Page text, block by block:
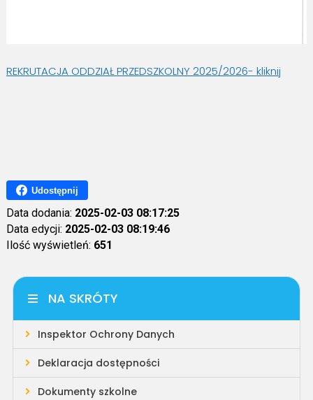
REKRUTACJA ODDZIAŁ PRZEDSZKOLNY 2025/2026- kliknij
Udostępnij
Data dodania: 2025-02-03 08:17:25
Data edycji: 2025-02-03 08:19:46
Ilość wyświetleń: 651
NA SKRÓTY
Inspektor Ochrony Danych
Deklaracja dostępności
Dokumenty szkolne